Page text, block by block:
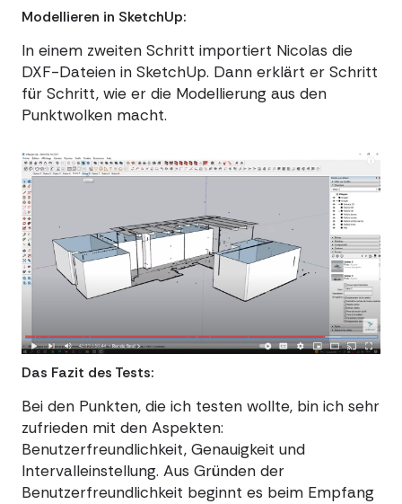
Modellieren in SketchUp:
In einem zweiten Schritt importiert Nicolas die
DXF-Dateien in SketchUp. Dann erklärt er Schritt
für Schritt, wie er die Modellierung aus den
Punktwolken macht.
Das Fazit des Tests:
Bei den Punkten, die ich testen wollte, bin ich sehr
zufrieden mit den Aspekten:
Benutzerfreundlichkeit, Genauigkeit und
Intervalleinstellung. Aus Gründen der
Benutzerfreundlichkeit beginnt es beim Empfang